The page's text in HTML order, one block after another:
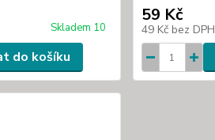
Skladem 10
do košíku
59 Kč
49 Kč bez DPH